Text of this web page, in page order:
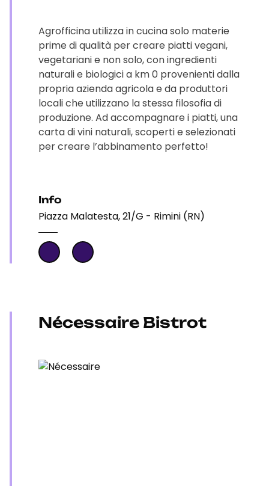
Agrofficina utilizza in cucina solo materie
prime di qualità per creare piatti vegani,
vegetariani e non solo, con ingredienti
naturali e biologici a km 0 provenienti dalla
propria azienda agricola e da produttori
locali che utilizzano la stessa filosofia di
produzione. Ad accompagnare i piatti, una
carta di vini naturali, scoperti e selezionati
per creare l’abbinamento perfetto!
Info
Piazza Malatesta, 21/G - Rimini (RN)
Nécessaire Bistrot